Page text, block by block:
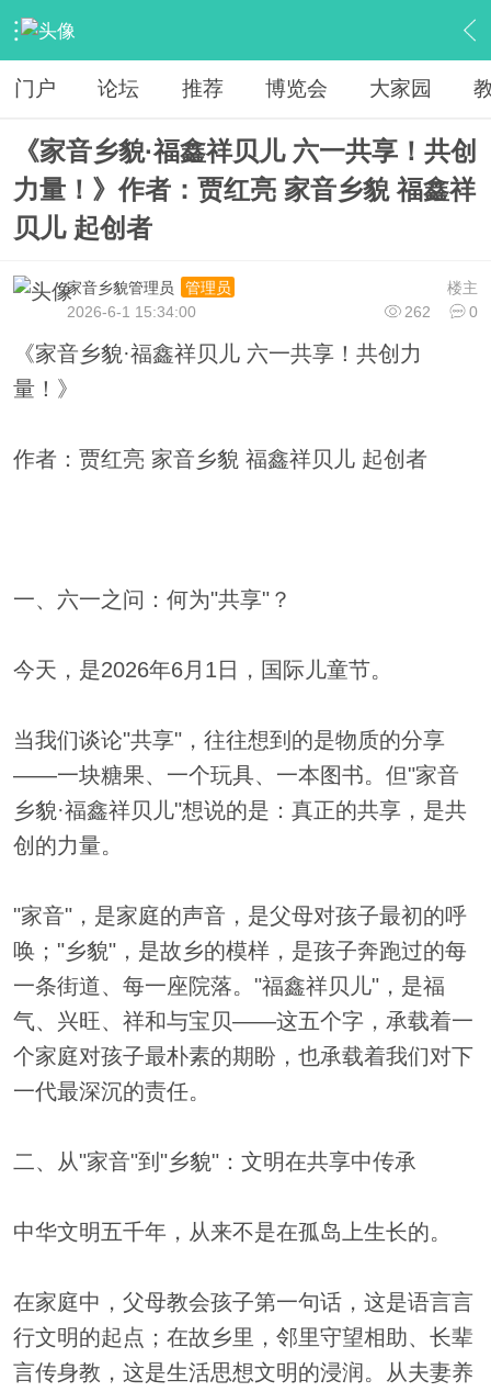
› 中华文化 › 爱之亮之文化 › 内容
门户 论坛 推荐 博览会 大家园
《家音乡貌·福鑫祥贝儿 六一共享！共创
力量！》作者：贾红亮 家音乡貌 福鑫祥
贝儿 起创者
楼主
家音乡貌管理员
管理员
262
0
2026-6-1 15:34:00
《家音乡貌·福鑫祥贝儿 六一共享！共创力
量！》
作者：贾红亮 家音乡貌 福鑫祥贝儿 起创者
一、六一之问：何为"共享"？
今天，是2026年6月1日，国际儿童节。
当我们谈论"共享"，往往想到的是物质的分享
——一块糖果、一个玩具、一本图书。但"家音
乡貌·福鑫祥贝儿"想说的是：真正的共享，是共
创的力量。
"家音"，是家庭的声音，是父母对孩子最初的呼
唤；"乡貌"，是故乡的模样，是孩子奔跑过的每
一条街道、每一座院落。"福鑫祥贝儿"，是福
气、兴旺、祥和与宝贝——这五个字，承载着一
个家庭对孩子最朴素的期盼，也承载着我们对下
一代最深沉的责任。
二、从"家音"到"乡貌"：文明在共享中传承
中华文明五千年，从来不是在孤岛上生长的。
在家庭中，父母教会孩子第一句话，这是语言言
行文明的起点；在故乡里，邻里守望相助、长辈
言传身教，这是生活思想文明的浸润。从夫妻养